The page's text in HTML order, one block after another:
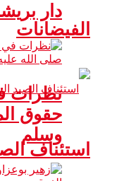
الفيضانات
استئناف
دار
نظرات
حقوق
وسلم